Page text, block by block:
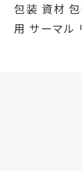
包装 資材
用 サーマル